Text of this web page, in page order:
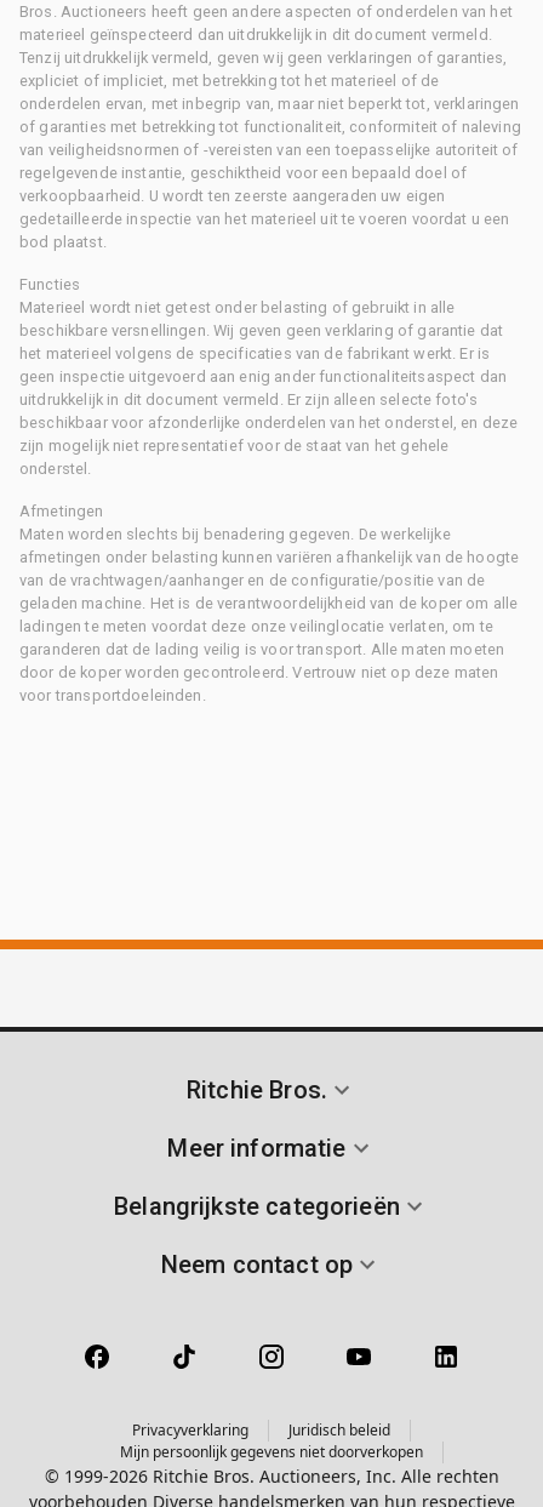
Bros. Auctioneers heeft geen andere aspecten of onderdelen van het
materieel geïnspecteerd dan uitdrukkelijk in dit document vermeld.
Tenzij uitdrukkelijk vermeld, geven wij geen verklaringen of garanties,
expliciet of impliciet, met betrekking tot het materieel of de
onderdelen ervan, met inbegrip van, maar niet beperkt tot, verklaringen
of garanties met betrekking tot functionaliteit, conformiteit of naleving
van veiligheidsnormen of -vereisten van een toepasselijke autoriteit of
regelgevende instantie, geschiktheid voor een bepaald doel of
verkoopbaarheid. U wordt ten zeerste aangeraden uw eigen
gedetailleerde inspectie van het materieel uit te voeren voordat u een
bod plaatst.
Functies
Materieel wordt niet getest onder belasting of gebruikt in alle
beschikbare versnellingen. Wij geven geen verklaring of garantie dat
het materieel volgens de specificaties van de fabrikant werkt. Er is
geen inspectie uitgevoerd aan enig ander functionaliteitsaspect dan
uitdrukkelijk in dit document vermeld. Er zijn alleen selecte foto's
beschikbaar voor afzonderlijke onderdelen van het onderstel, en deze
zijn mogelijk niet representatief voor de staat van het gehele
onderstel.
Afmetingen
Maten worden slechts bij benadering gegeven. De werkelijke
afmetingen onder belasting kunnen variëren afhankelijk van de hoogte
van de vrachtwagen/aanhanger en de configuratie/positie van de
geladen machine. Het is de verantwoordelijkheid van de koper om alle
ladingen te meten voordat deze onze veilinglocatie verlaten, om te
garanderen dat de lading veilig is voor transport. Alle maten moeten
door de koper worden gecontroleerd. Vertrouw niet op deze maten
voor transportdoeleinden.
Ritchie Bros.
Meer informatie
Belangrijkste categorieën
Neem contact op
Privacyverklaring
Juridisch beleid
Mijn persoonlijk gegevens niet doorverkopen
© 1999-2026 Ritchie Bros. Auctioneers, Inc. Alle rechten
voorbehouden Diverse handelsmerken van hun respectieve